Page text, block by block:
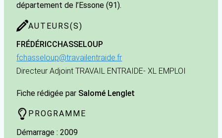
département de l’Essone (91).
AUTEURS(S)
FRÉDÉRICCHASSELOUP
fchasseloup@travailentraide.fr
Directeur Adjoint TRAVAIL ENTRAIDE- XL EMPLOI
Fiche rédigée par Salomé Lenglet
PROGRAMME
Démarrage : 2009